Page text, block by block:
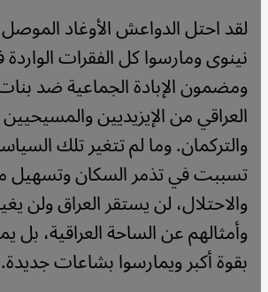
لقد احتل الدواعش الأوغاد
نينوى ومارسوا كل الفقرات
ومضمون الإبادة الجماعية ضد
العراقي من الإيزيديين
والتركمان. وما لم تتغير تلك
تسببت في تذمر السكان وتسهيل
والاحتلال، لن يستقر العراق ولن
وأمثالهم عن الساحة العراقية، بل
بقوة أكبر ويمارسوا بشاعات جديدة.